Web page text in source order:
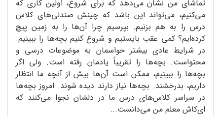
تماشای من نشان می‌دهد که برای شروع، اولین کاری که
می‌کنیم، می‌تواند این باشد که چینش صندلی‌های کلاس
درس را به هم بزنیم. بپرسیم چرا آن‌ها را به زمین پیچ
کرده‌ایم؟ کمی عقب بایستیم و شروع کنیم بچه‌ها را ببینیم.
در شرایط عادی بیشتر حواسمان به موضوعات درسی و
محتواست. بچه‌ها را تقریباً یادمان رفته است. ولی اگر
بچه‌ها را ببینیم، ممکن است آن‌ها بیش از آنچه ما انتظار
داریم، بدرخشند. بچه‌ها نیاز دارند دیده شوند. امروز بچه‌ها
در سراسر کلاس‌های درس ما در دلشان نجوا می‌کنند که
‌ای‌کاش معلم من می‌دانست...